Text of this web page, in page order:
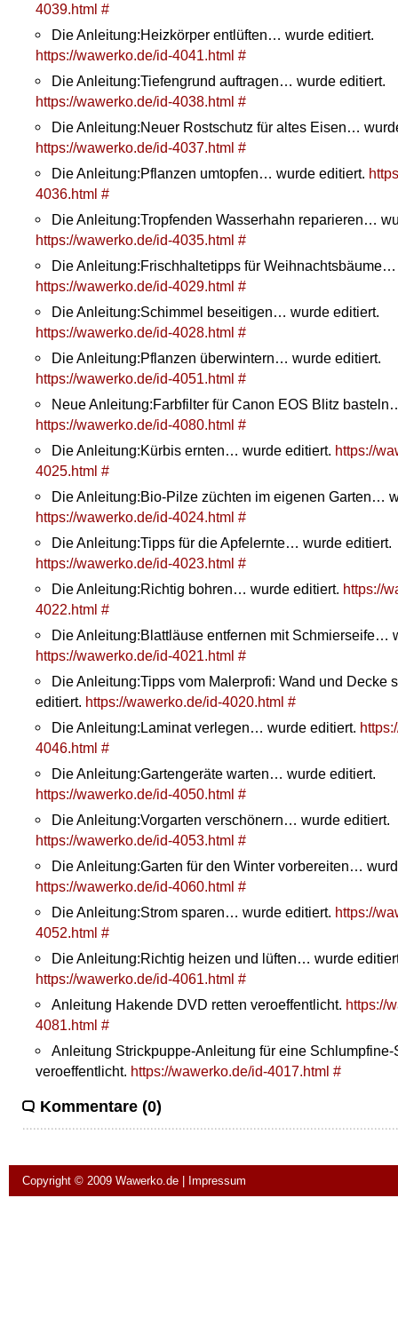
4039.html #
Die Anleitung:Heizkörper entlüften… wurde editiert.
https://wawerko.de/id-4041.html #
Die Anleitung:Tiefengrund auftragen… wurde editiert.
https://wawerko.de/id-4038.html #
Die Anleitung:Neuer Rostschutz für altes Eisen…
https://wawerko.de/id-4037.html #
Die Anleitung:Pflanzen umtopfen… wurde editiert.
4036.html #
Die Anleitung:Tropfenden Wasserhahn reparieren…
https://wawerko.de/id-4035.html #
Die Anleitung:Frischhaltetipps für
https://wawerko.de/id-4029.html #
Die Anleitung:Schimmel beseitigen… wurde editiert.
https://wawerko.de/id-4028.html #
Die Anleitung:Pflanzen überwintern… wurde editiert.
https://wawerko.de/id-4051.html #
Neue Anleitung:Farbfilter für Canon EOS Blitz
https://wawerko.de/id-4080.html #
Die Anleitung:Kürbis ernten… wurde editiert. https://
4025.html #
Die Anleitung:Bio-Pilze züchten im eigenen Garten…
https://wawerko.de/id-4024.html #
Die Anleitung:Tipps für die Apfelernte… wurde editiert.
https://wawerko.de/id-4023.html #
Die Anleitung:Richtig bohren… wurde editiert. https://
4022.html #
Die Anleitung:Blattläuse entfernen mit Schmierseife…
https://wawerko.de/id-4021.html #
Die Anleitung:Tipps vom Malerprofi: Wand und Decke
editiert. https://wawerko.de/id-4020.html #
Die Anleitung:Laminat verlegen… wurde editiert.
4046.html #
Die Anleitung:Gartengeräte warten… wurde editiert.
https://wawerko.de/id-4050.html #
Die Anleitung:Vorgarten verschönern… wurde editiert.
https://wawerko.de/id-4053.html #
Die Anleitung:Garten für den Winter vorbereiten…
https://wawerko.de/id-4060.html #
Die Anleitung:Strom sparen… wurde editiert. https://
4052.html #
Die Anleitung:Richtig heizen und lüften… wurde
https://wawerko.de/id-4061.html #
Anleitung Hakende DVD retten veroeffentlicht. https://
4081.html #
Anleitung Strickpuppe-Anleitung für eine
veroeffentlicht. https://wawerko.de/id-4017.html #
Kommentare (0)
Copyright © 2009 Wawerko.de Impressum